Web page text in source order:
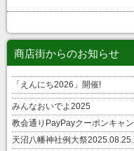
商店街からのお知らせ
「えんにち2026」開催!
みんなおいでよ2025
教会通りPayPayクーポンキャ
天沼八幡神社例大祭